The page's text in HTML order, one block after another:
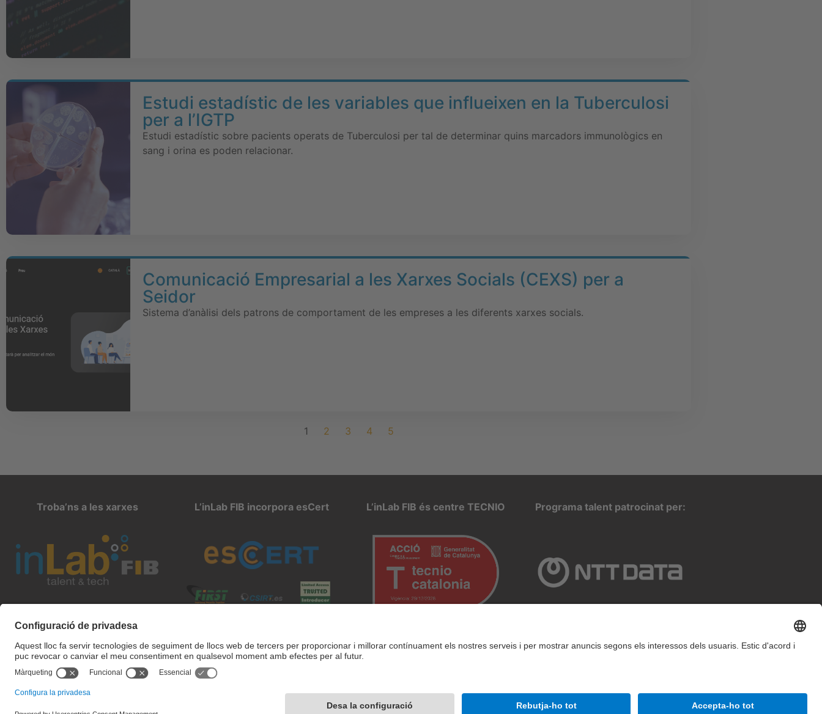
Estudi estadístic de les variables que influeixen en la Tuberculosi
per a l’IGTP
Estudi estadístic sobre pacients operats de Tuberculosi per tal de determinar quins marcadors immunològics en
sang i orina es poden relacionar.
Comunicació Empresarial a les Xarxes Socials (CEXS) per a
Seidor
Sistema d’anàlisi dels patrons de comportament de les empreses a les diferents xarxes socials.
1 2 3 4 5
Troba’ns a les xarxes L’inLab FIB incorpora esCert L’inLab FIB és centre TECNIO Programa talent patrocinat per:
© 2025 inLab FIB Tots els drets reservats